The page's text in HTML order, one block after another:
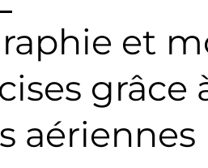
et
grâce
aériennes